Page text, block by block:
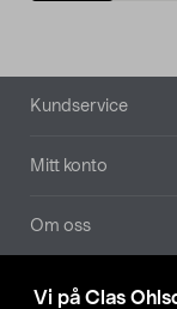
Vi på Clas
Sidfot
Kundservice
Mitt konto
Om oss
Aktuellt